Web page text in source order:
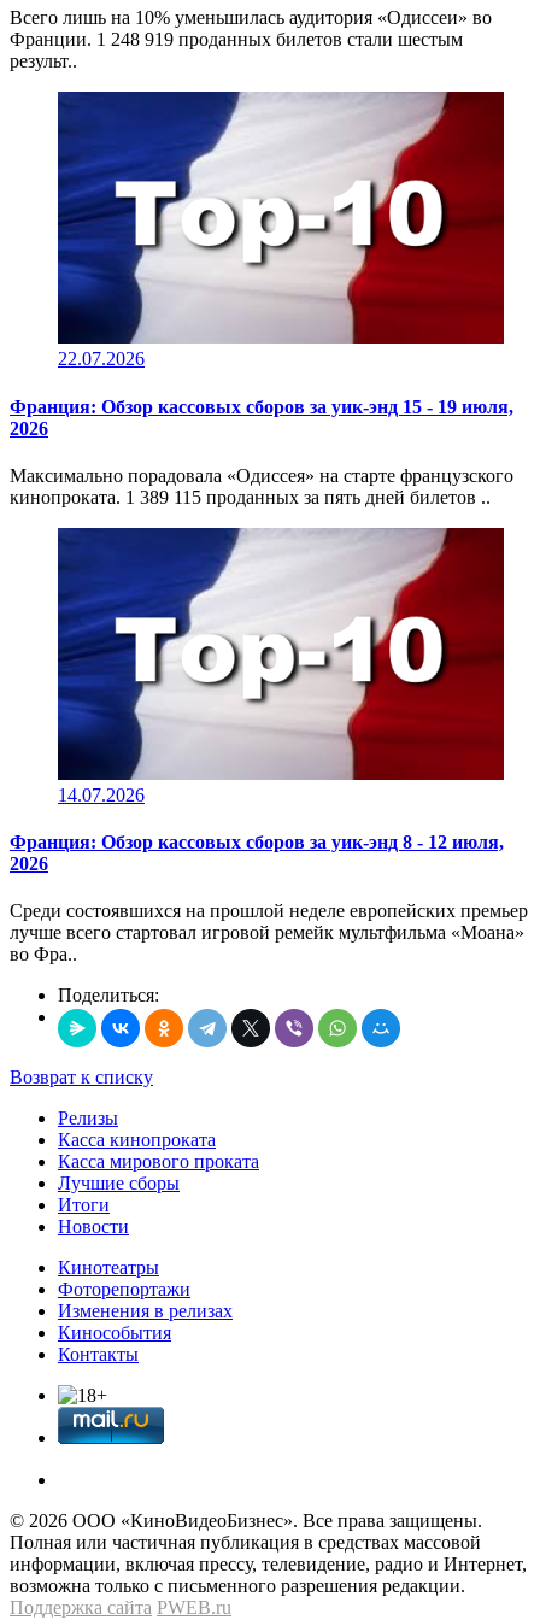
Всего лишь на 10% уменьшилась аудитория «Одиссеи» во
Франции. 1 248 919 проданных билетов стали шестым
результ..
22.07.2026
Франция: Обзор кассовых сборов за уик-энд 15 - 19 июля,
2026
Максимально порадовала «Одиссея» на старте французского
кинопроката. 1 389 115 проданных за пять дней билетов ..
14.07.2026
Франция: Обзор кассовых сборов за уик-энд 8 - 12 июля,
2026
Среди состоявшихся на прошлой неделе европейских премьер
лучше всего стартовал игровой ремейк мультфильма «Моана»
во Фра..
Поделиться:
Возврат к списку
Релизы
Касса кинопроката
Касса мирового проката
Лучшие сборы
Итоги
Новости
Кинотеатры
Фоторепортажи
Изменения в релизах
Кинособытия
Контакты
© 2026 OOО «КиноВидеоБизнес». Все права защищены.
Полная или частичная публикация в средствах массовой
информации, включая прессу, телевидение, радио и Интернет,
возможна только с письменного разрешения редакции.
Поддержка сайта PWEB.ru